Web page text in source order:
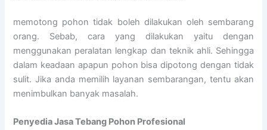
memotong pohon tidak boleh dilakukan oleh sembarang
orang. Sebab, cara yang dilakukan yaitu dengan
menggunakan peralatan lengkap dan teknik ahli. Sehingga
dalam keadaan apapun pohon bisa dipotong dengan tidak
sulit. Jika anda memilih layanan sembarangan, tentu akan
menimbulkan banyak masalah.
PenyediaJasa Tebang Pohon Profesional